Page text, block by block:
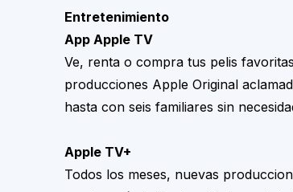
Entretenimiento
App Apple TV
Ve, renta o compra tus pelis
producciones Apple Original
hasta con seis familiares sin
Apple TV+
Todos los meses, nuevas